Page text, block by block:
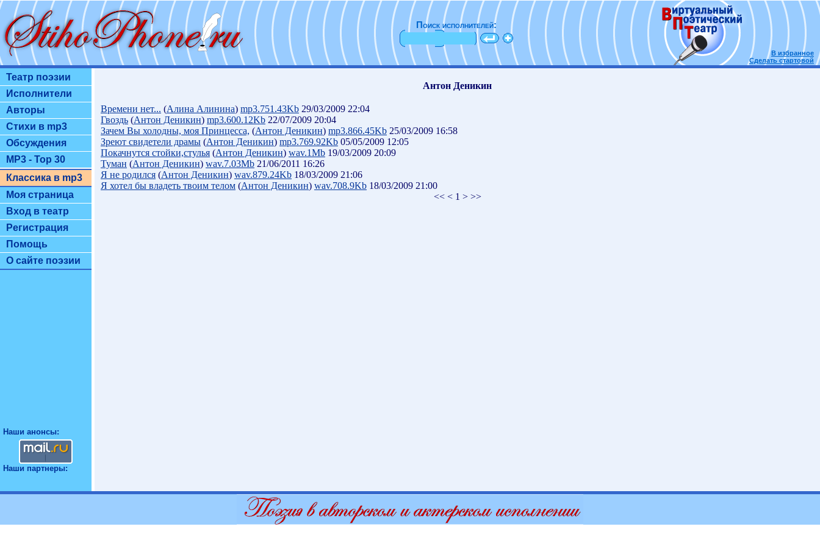
Поиск исполнителей:
В избранное
Сделать стартовой
Театр поэзии
Исполнители
Авторы
Стихи в mp3
Обсуждения
MP3 - Top 30
Классика в mp3
Моя страница
Вход в театр
Регистрация
Помощь
О сайте поэзии
Наши анонсы:
Наши партнеры:
Антон Деникин
Времени нет... (Алина Алинина) mp3.751.43Kb 29/03/2009 22:04
Гвоздь (Антон Деникин) mp3.600.12Kb 22/07/2009 20:04
Зачем Вы холодны, моя Принцесса, (Антон Деникин) mp3.866.45Kb 25/03/2009 16:58
Зреют свидетели драмы (Антон Деникин) mp3.769.92Kb 05/05/2009 12:05
Покачнутся стойки,стулья (Антон Деникин) wav.1Mb 19/03/2009 20:09
Туман (Антон Деникин) wav.7.03Mb 21/06/2011 16:26
Я не родился (Антон Деникин) wav.879.24Kb 18/03/2009 21:06
Я хотел бы владеть твоим телом (Антон Деникин) wav.708.9Kb 18/03/2009 21:00
<< < 1 > >>